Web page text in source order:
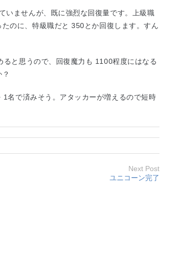
いませんが、既に強烈な回復量です。上級職
のに、特級職だと 350とか回復します。すん
と思うので、回復魔力も 1100程度にはなる
名で済みそう。アタッカーが増えるので短時
Next Post
ユニコーン完了